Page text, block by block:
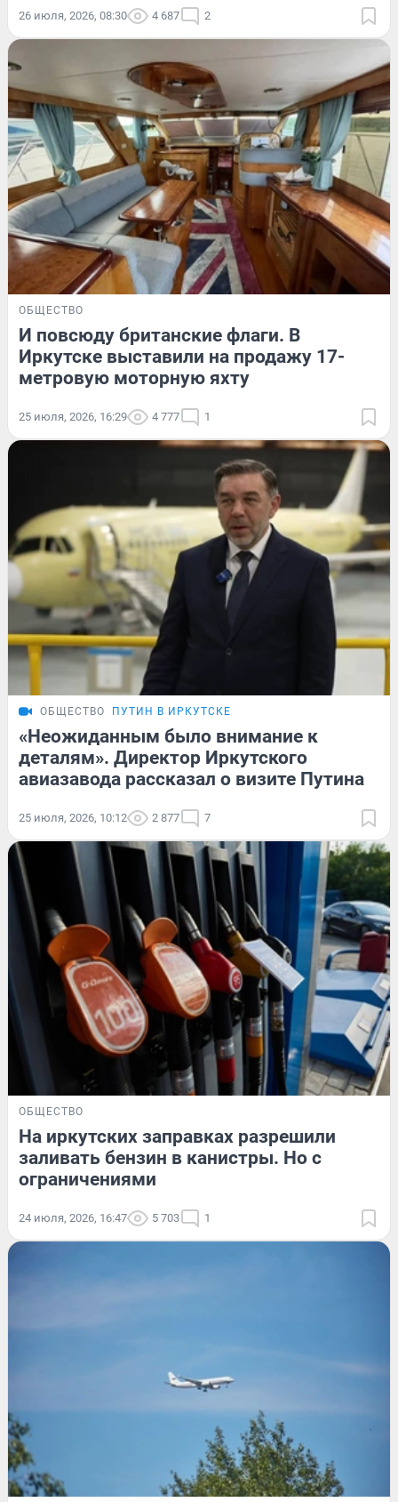
26 июля, 2026, 08:30 4 687 2
ОБЩЕСТВО
И повсюду британские флаги. В
Иркутске выставили на продажу 17-
метровую моторную яхту
25 июля, 2026, 16:29 4 777 1
ОБЩЕСТВО ПУТИН В ИРКУТСКЕ
«Неожиданным было внимание к
деталям». Директор Иркутского
авиазавода рассказал о визите Путина
25 июля, 2026, 10:12 2 877 7
ОБЩЕСТВО
На иркутских заправках разрешили
заливать бензин в канистры. Но с
ограничениями
24 июля, 2026, 16:47 5 703 1